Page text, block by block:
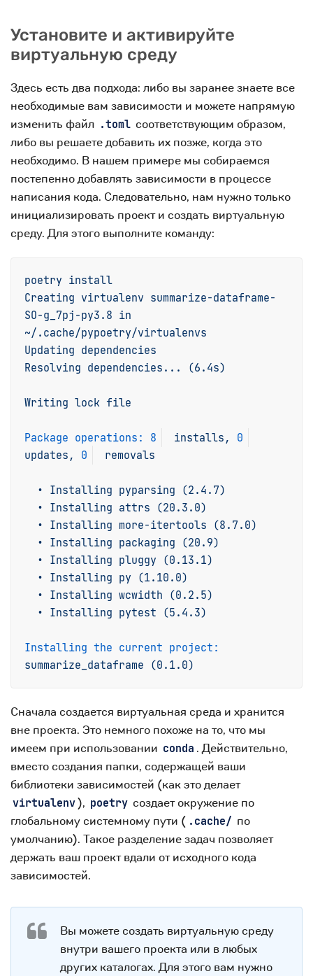
Установите и активируйте
виртуальную среду
Здесь есть два подхода: либо вы заранее знаете все
необходимые вам зависимости и можете напрямую
изменить файл .toml соответствующим образом,
либо вы решаете добавить их позже, когда это
необходимо. В нашем примере мы собираемся
постепенно добавлять зависимости в процессе
написания кода. Следовательно, нам нужно только
инициализировать проект и создать виртуальную
среду. Для этого выполните команду:
poetry install
Creating virtualenv summarize-dataframe-
SO-g_7pj-py3.8 in
~/.cache/pypoetry/virtualenvs
Updating dependencies
Resolving dependencies... (6.4s)
Writing lock file
Package operations: 8 installs,
0
updates,
0 removals
• Installing pyparsing
(2.4.7)
•
Installing attrs
(20.3.0)
•
Installing more-itertools
(8.7.0)
•
Installing packaging
(20.9)
•
Installing pluggy
(0.13.1)
•
Installing py
(1.10.0)
•
Installing wcwidth
(0.2.5)
•
Installing pytest (5.4.3)
Installing the current project:
summarize_dataframe
(0.1.0)
Сначала создается виртуальная среда и хранится
вне проекта. Это немного похоже на то, что мы
имеем при использовании conda . Действительно,
вместо создания папки, содержащей ваши
библиотеки зависимостей (как это делает
virtualenv), poetry создает окружение по
глобальному системному пути ( .cache/ по
умолчанию). Такое разделение задач позволяет
держать ваш проект вдали от исходного кода
зависимостей.
Вы можете создать виртуальную среду
внутри вашего проекта или в любых
других каталогах. Для этого вам нужно